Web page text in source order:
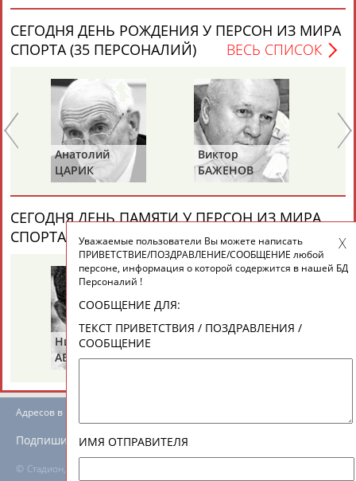
АБДУЛДАУДОВ
АБДУЛЖАЛИЛОВ АБДУЛКАГИРОВ
АБДУЛЛАЕВ
24 персон из 13181
ЕЩЁ ПЕРСОНЫ
ТАБЛО АКТИВНОСТИ
ЦЕЛИ ПРОЕКТА КОНТАКТЫ
© Стадион, 1998-2026
Адресов в новостной рассылке: 996
Подпишись
СЕГОДНЯ ДЕНЬ РОЖДЕНИЯ У ПЕРСОН ИЗ МИРА
СПОРТА (35 ПЕРСОНАЛИЙ)
ВЕСЬ СПИСОК
Анатолий
ЦАРИК
Виктор
БАЖЕНОВ
СЕГОДНЯ ДЕНЬ ПАМЯТИ У ПЕРСОН ИЗ МИРА
СПОРТА (4 ПЕРСОНАЛИЙ)
ВЕСЬ СПИСОК
Николай
АБРАМОВ
РАЗИНСКИЙ
Уважаемые пользователи Вы можете написать
ПРИВЕТСТВИЕ/ПОЗДРАВЛЕНИЕ/СООБЩЕНИЕ любой
персоне, информация о которой содержится в нашей БД
Персоналий !
СООБЩЕНИЕ ДЛЯ:
ТЕКСТ ПРИВЕТСТВИЯ / ПОЗДРАВЛЕНИЯ /
СООБЩЕНИЕ
ИМЯ ОТПРАВИТЕЛЯ